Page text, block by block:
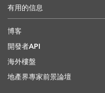
有用的信息
博客
開發者API
海外樓盤
地產界專家前景論壇